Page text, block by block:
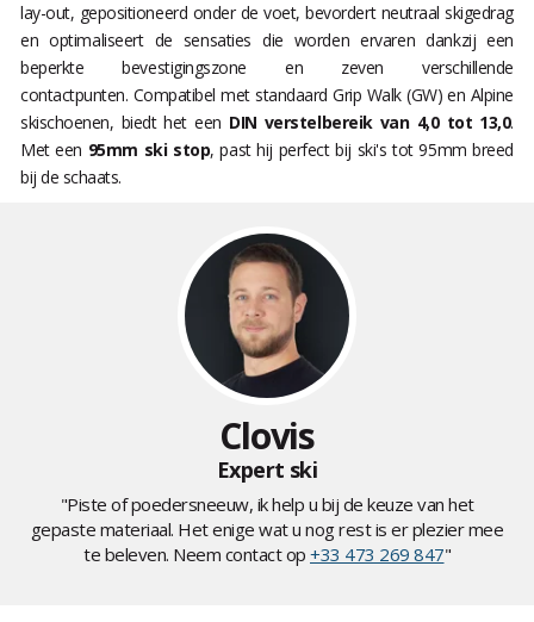
lay-out, gepositioneerd onder de voet, bevordert neutraal skigedrag
en optimaliseert de sensaties die worden ervaren dankzij een
beperkte bevestigingszone en zeven verschillende
contactpunten. Compatibel met standaard Grip Walk (GW) en Alpine
skischoenen, biedt het een DIN verstelbereik van 4,0 tot 13,0.
Met een 95mm ski stop, past hij perfect bij ski's tot 95mm breed
bij de schaats.
Clovis
Expert ski
"Piste of poedersneeuw, ik help u bij de keuze van het
gepaste materiaal. Het enige wat u nog rest is er plezier mee
te beleven. Neem contact op +33 473 269 847"